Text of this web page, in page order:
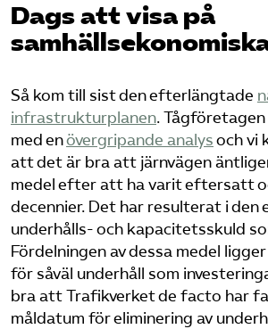
Bli medlem
Sök på tagforetagen.se
Dags att visa på
Så kom till sist den efterlängtade ​
infrastrukturplanen​.
med en ​övergripande analys och vi
att det är bra att järnvägen
medel efter att ha varit eftersatt
decennier. Det har resulterat i den
underhålls- och kapacitetsskuld
Fördelningen av dessa medel
för såväl underhåll som
bra att Trafikverket de facto har
måldatum för eliminering av